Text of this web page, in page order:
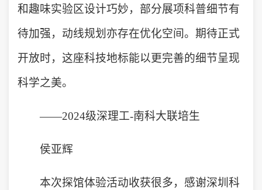
和趣味实验区设计巧妙，部分展项科普细节有
待加强，动线规划亦存在优化空间。期待正式
开放时，这座科技地标能以更完善的细节呈现
科学之美。
——2024级深理工-南科大联培生
侯亚辉
本次探馆体验活动收获很多，感谢深圳科